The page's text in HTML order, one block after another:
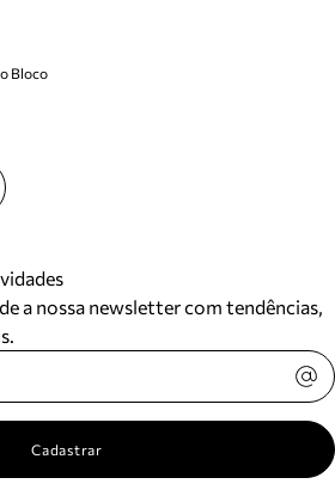
Bloco
a nossa newsletter com tendências,
Cadastrar